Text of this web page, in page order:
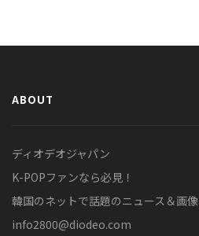
ABOUT
ディオデオジャパン
K-POPファンなら必見！
韓国のネットで話題のニュース＆画
info2800@diodeo.com